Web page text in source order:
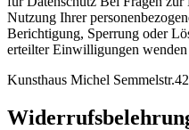
Nutzung Ihrer
Berichtigung, Sperrung oder
erteilter Einwilligungen wenden
Kunsthaus Michel